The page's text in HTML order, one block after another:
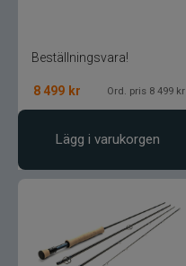
CWC
Beställningsvara!
8 499 kr Ord. pris 8 499 kr
Lägg i varukorgen